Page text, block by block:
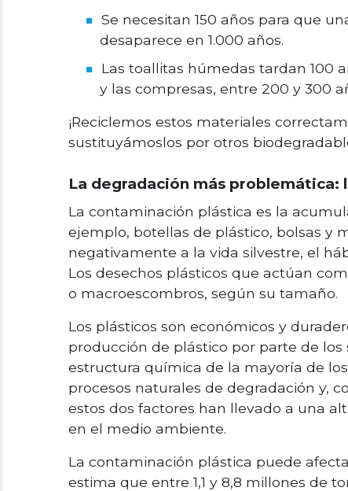
Se necesitan 150 años para que
desaparece en 1.000 años.
Las toallitas húmedas tardan 100
y las compresas, entre 200 y 300
¡Reciclemos estos materiales
sustituyámoslos por otros
La degradación más problemática:
La contaminación plástica es la
ejemplo, botellas de plástico, bolsas y
negativamente a la vida silvestre, el
Los desechos plásticos que actúan
o macroescombros, según su tamaño.
Los plásticos son económicos y
producción de plástico por parte de
estructura química de la mayoría de
procesos naturales de degradación y,
estos dos factores han llevado a una
en el medio ambiente.
La contaminación plástica puede
estima que entre 1,1 y 8,8 millones de